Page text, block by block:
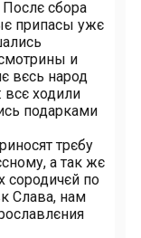
сбора
припасы ужє
и
вєсь народ
всє ходили
подарками
трєбу
а так жє
сородичєй по
Слава, нам